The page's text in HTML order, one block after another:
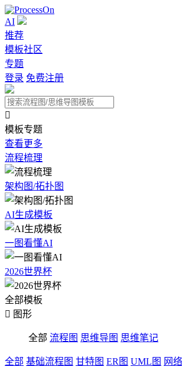
AI
推荐
模板社区
专题
登录 免费注册

模板专题
查看更多
流程梳理
架构图/拓扑图
AI生成模板
一图看懂AI
2026世界杯
全部模板
 图形
全部 流程图 思维导图 思维笔记
全部 基础流程图 甘特图 ER图 UML图 网